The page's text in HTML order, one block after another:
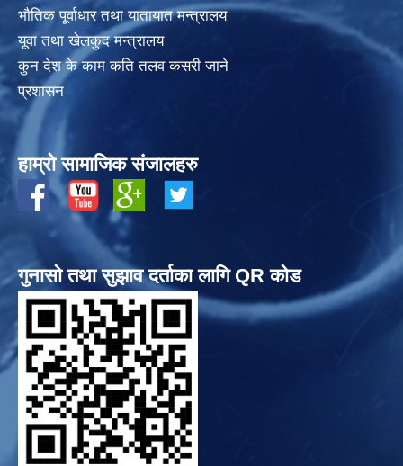
भाैतिक पूर्वाधार तथा यातायात मन्त्रालय
यूवा तथा खेलकुद मन्त्रालय
कुन देश के काम कति तलव कसरी जाने
प्रशासन
हाम्रो सामाजिक संजालहरु
गुनासो तथा सुझाव दर्ताका लागि QR कोड